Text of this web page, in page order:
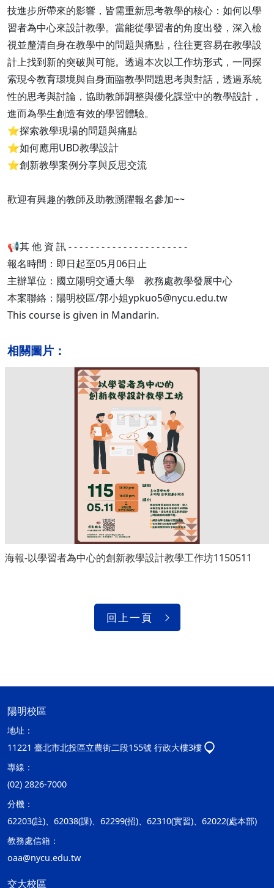
技進步所帶來的影響，皆需重新思考教學的核心：如何以學
習者為中心來設計教學。當能從學習者的角度出發，深入檢
視並釐清自身在教學中的問題與痛點，往往更容易在教學設
計上找到新的突破與可能。透過本次以工作坊形式，一同探
索現今教育環境與自身面臨教學問題思考與對話，透過系統
性的思考與討論，協助教師調整與優化課堂中的教學設計，
進而為學生創造有效的學習體驗。
⭐探索教學現場的問題與痛點
⭐如何應用UBD教學設計
⭐創新教學案例分享與反思交流
歡迎有興趣的教師及助教踴躍報名參加~~
📢其 他 資 訊 - - - - - - - - - - - - - - - - - - - - - -
報名時間：即日起至05月06日止
主辦單位：國立陽明交通大學 教務處教學發展中心
本案聯絡：陽明校區/郭小姐ypkuo5@nycu.edu.tw
This course is given in Mandarin.
相關圖片：
海報-以學習者為中心的創新教學設計教學工作坊1150511
回上一頁
陽明校區
地址：
11221 臺北市北投區立農街二段155號 行政大樓3樓
專線：
(02) 2826-7000
分機：
62203(註)、62038(課)、62299(招)、62310(實習)、62022(處本部)
教務處信箱：
oaa@nycu.edu.tw
交大校區